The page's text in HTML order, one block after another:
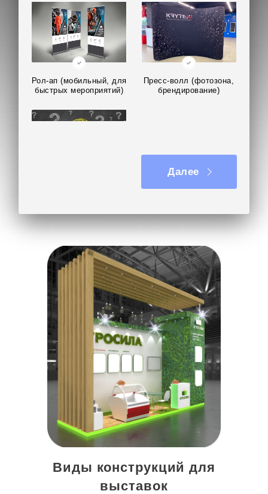
Рол-ап (мобильный, для
быстрых мероприятий)
Пресс-волл (фотозона,
брендирование)
Далее
Виды конструкций для
выставок